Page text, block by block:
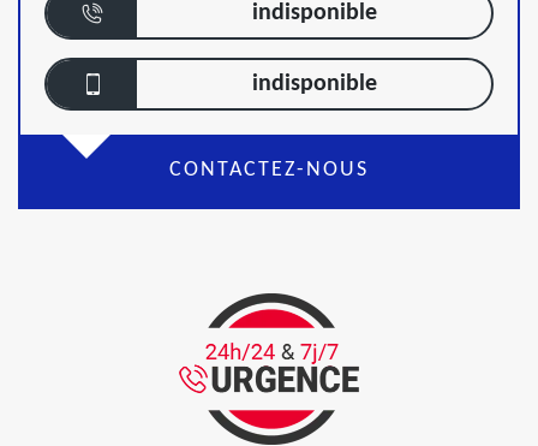
indisponible
indisponible
CONTACTEZ-NOUS